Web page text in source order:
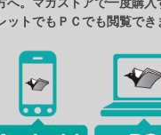
ットでもＰＣでも閲覧でき